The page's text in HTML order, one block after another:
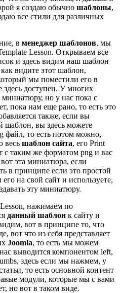
я создаю обычно шаблоны,
все стили для различных
в менеджер шаблонов, мы
Lesson. Открываем все
и здесь видим наш шаблон
видите этот шаблон,
мы поместили его в
здесь доступен. У многих
но у нас пока с
пока нам еще рано, то есть это
также, если вы
шаблон, вы здесь можете
файл, то есть потом можно,
весь шаблон сайта, его Print
с таким же форматом png и вас
эта миниатюра, если
в принципе если это простой
на свой сайт и используете,
эту миниатюру.
нажимаем по
данный шаблон к сайту и
вот в принципе то, что
вот что из себя представляет
Joomla, то есть мы можем
выводится компонентом left,
здесь если мы нажмем, у
то есть основной контент
модули, которые мы с вами
но вот в таком виде.